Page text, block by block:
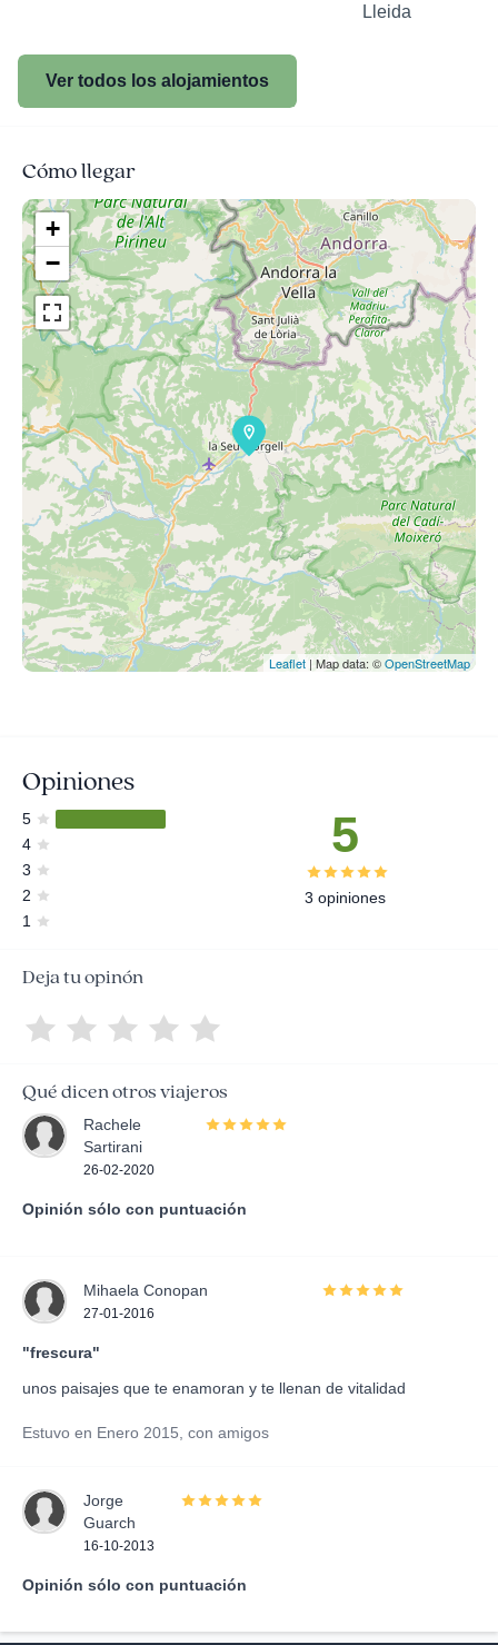
Lleida
Ver todos los alojamientos
Cómo llegar
+
−
Leaflet | Map data: ©OpenStreetMap
Opiniones
5
4
3
2
1
5
3 opiniones
Deja tu opinón
Qué dicen otros viajeros
Rachele
Sartirani
26-02-2020
Opinión sólo con puntuación
Mihaela Conopan
27-01-2016
"frescura"
unos paisajes que te enamoran y te llenan de vitalidad
Estuvo en Enero 2015, con amigos
Jorge
Guarch
16-10-2013
Opinión sólo con puntuación